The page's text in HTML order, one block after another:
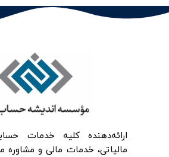
ارائه‌‌دهنده کلیه خدمات
مالیاتی، خدمات مالی و مشاوره